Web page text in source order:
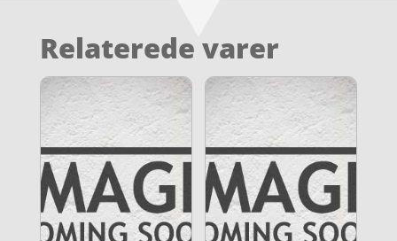
Relaterede varer